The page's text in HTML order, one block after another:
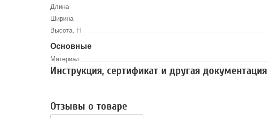
Длина
Ширина
Высота, Н
Основные
Материал
Инструкция, сертификат и другая документация
Отзывы о товаре